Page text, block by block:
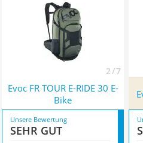
mit seinen Eigenschaften.
2 / 7
Evoc FR TOUR E-RIDE 30 E-
Bike
Unsere Bewertung
SEHR GUT